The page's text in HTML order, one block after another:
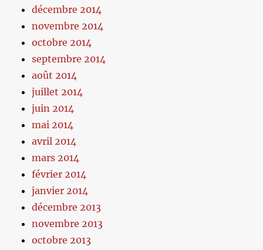
décembre 2014
novembre 2014
octobre 2014
septembre 2014
août 2014
juillet 2014
juin 2014
mai 2014
avril 2014
mars 2014
février 2014
janvier 2014
décembre 2013
novembre 2013
octobre 2013